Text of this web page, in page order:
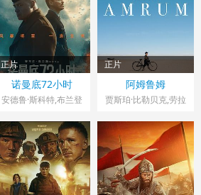
正片
英国,法国,美国> 战争
片
2026 导演：安东尼·
诺曼底72小时
安德鲁·斯科特,布兰登
斯·梅西纳
正片
德国> 战争片
2025 导演：法提赫·
阿姆鲁姆
贾斯珀·比勒贝克,劳拉
特,基安·克普克